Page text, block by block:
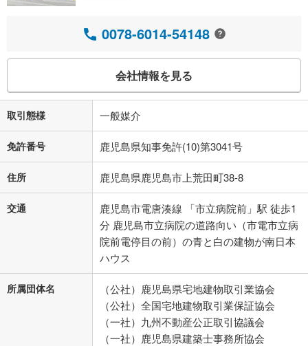
0078-6014-54148
会社情報を見る
取引態様 一般媒介
免許番号 鹿児島県知事免許(10)第3041号
住所 鹿児島県鹿児島市上荒田町38-8
交通
鹿児島市電唐湊線 「市立病院前」駅 徒歩1
分 鹿児島市立病院の道路向い（市電市立病
院前電停目の前）の青と白の建物が南日本
ハウス
所属団体名
（公社）鹿児島県宅地建物取引業協会
（公社）全国宅地建物取引業保証協会
（一社）九州不動産公正取引協議会
（一社）鹿児島県建築士事務所協会